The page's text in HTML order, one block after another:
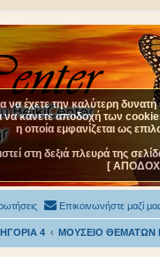
Επικοινωνήστε μαζί
4 ΜΟΥΣΕΙΟ ΘΕΜΑΤΩΝ
έχετε την καλύτερη δυνατή
κάνετε αποδοχή των
η οποία εμφανίζεται ως
στη δεξιά πλευρά της
[